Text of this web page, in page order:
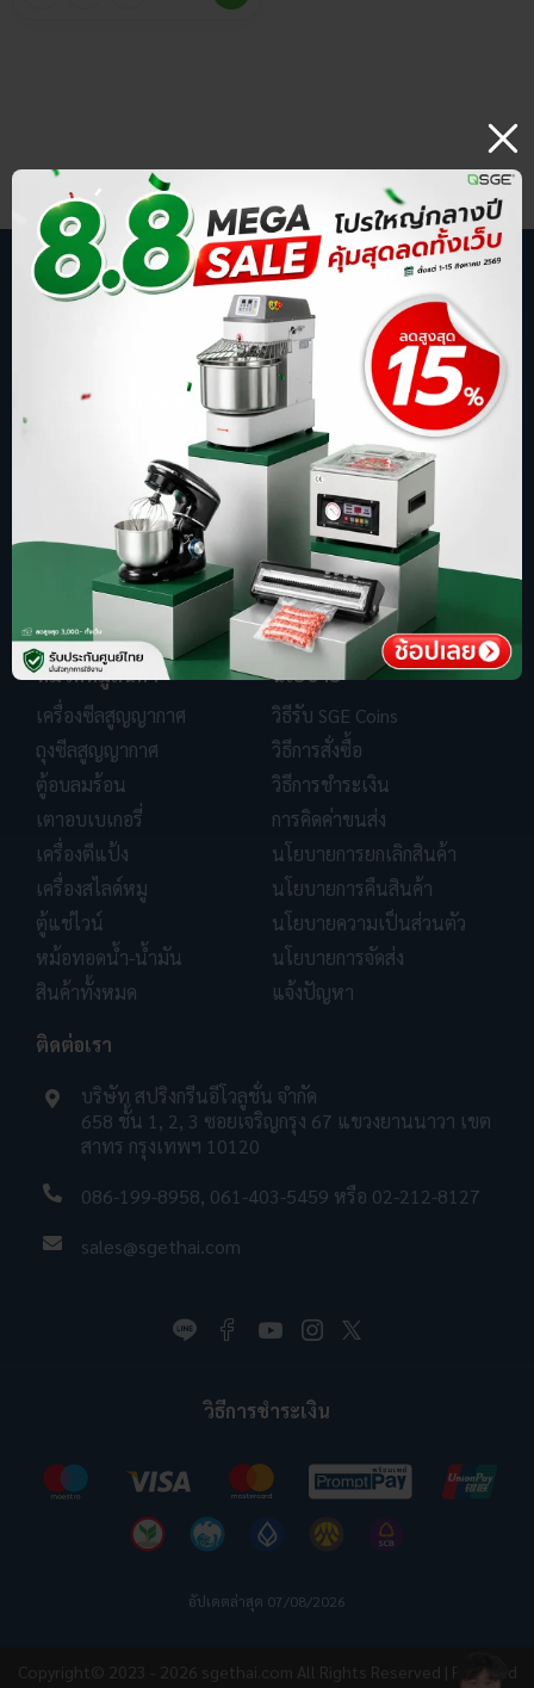
บริษัท สปริงกรีน อีโวลูชั่น จำกัด
ร้านออนไลน์ ที่รู้จักในชื่อ sgethai.com
ผู้นำเข้าและจัดจำหน่ายเครื่องซีลสูญญากาศ
เตาอบเบเกอรี่ ตู้อบลมร้อน เครื่องบดหมู
การันตีด้วยยอดขาย อันดับ 1
หมวดหมู่สินค้า
เครื่องซีลสูญญากาศ
ถุงซีลสูญญากาศ
ตู้อบลมร้อน
เตาอบเบเกอรี่
เครื่องตีแป้ง
เครื่องสไลด์หมู
ตู้แช่ไวน์
หม้อทอดน้ำ-น้ำมัน
สินค้าทั้งหมด
นโยบาย
วิธีรับ SGE Coins
วิธีการสั่งซื้อ
วิธีการชำระเงิน
การคิดค่าขนส่ง
นโยบายการยกเลิกสินค้า
นโยบายการคืนสินค้า
นโยบายความเป็นส่วนตัว
นโยบายการจัดส่ง
แจ้งปัญหา
ติดต่อเรา
บริษัท สปริงกรีนอีโวลูชั่น จำกัด
658 ชั้น 1, 2, 3 ซอยเจริญกรุง 67 แขวงยานนาวา เขต
สาทร กรุงเทพฯ 10120
086-199-8958, 061-403-5459 หรือ 02-212-8127
sales@sgethai.com
วิธีการชำระเงิน
อัปเดตล่าสุด 07/08/2026
Copyright© 2023 - 2026 sgethai.com All Rights Reserved | Powered